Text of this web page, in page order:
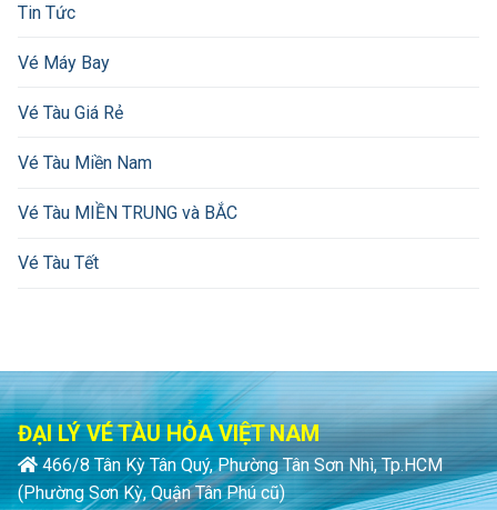
Tin Tức
Vé Máy Bay
Vé Tàu Giá Rẻ
Vé Tàu Miền Nam
Vé Tàu MIỀN TRUNG và BẮC
Vé Tàu Tết
ĐẠI LÝ VÉ TÀU HỎA VIỆT NAM
466/8 Tân Kỳ Tân Quý, Phường Tân Sơn Nhì, Tp.HCM
(Phường Sơn Kỳ, Quận Tân Phú cũ)